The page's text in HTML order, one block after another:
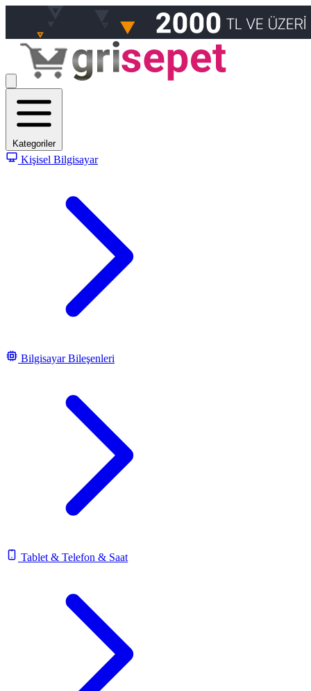
Kategoriler
Kişisel Bilgisayar
Bilgisayar Bileşenleri
Tablet & Telefon & Saat